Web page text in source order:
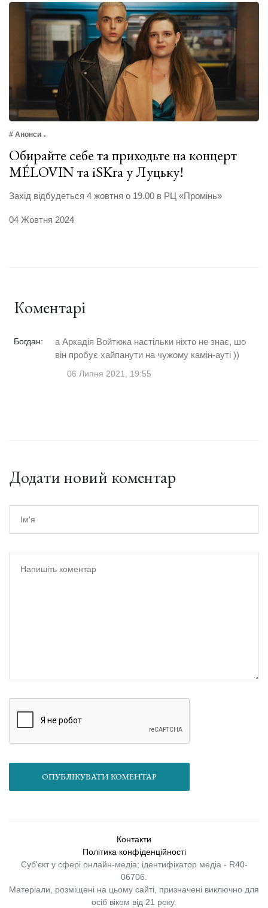
# Анонси
Обирайте себе та приходьте на концерт
MÉLOVIN та iSKra у Луцьку!
Захід відбудеться 4 жовтня о 19.00 в РЦ «Промінь»
04 Жовтня 2024
Коментарі
Богдан:
а Аркадія Войтюка настільки ніхто не знає, шо
він пробує хайпанути на чужому камін-ауті ))
06 Липня 2021, 19:55
Додати новий коментар
ОПУБЛІКУВАТИ КОМЕНТАР
Контакти
Політика конфіденційності
Суб'єкт у сфері онлайн-медіа; ідентифікатор медіа - R40-
06706.
Матеріали, розміщені на цьому сайті, призначені виключно для
осіб віком від 21 року.